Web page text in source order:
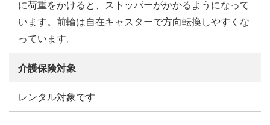
に荷重をかけると、ストッパーがかかるようになって
います。前輪は自在キャスターで方向転換しやすくな
っています。
介護保険対象
レンタル対象です